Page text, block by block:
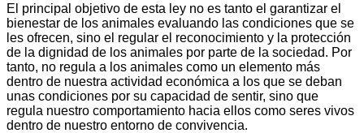
El principal objetivo de esta ley no es tanto el garantizar el
bienestar de los animales evaluando las condiciones que se
les ofrecen, sino el regular el reconocimiento y la protección
de la dignidad de los animales por parte de la sociedad. Por
tanto, no regula a los animales como un elemento más
dentro de nuestra actividad económica a los que se deban
unas condiciones por su capacidad de sentir, sino que
regula nuestro comportamiento hacia ellos como seres vivos
dentro de nuestro entorno de convivencia.